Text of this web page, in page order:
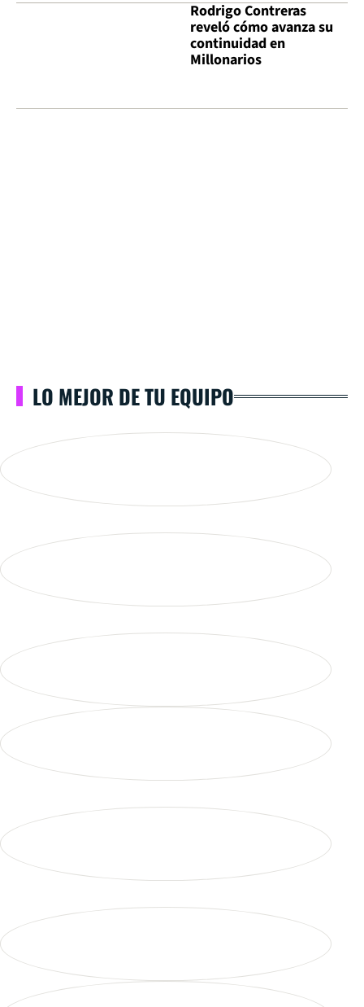
Rodrigo Contreras
reveló cómo avanza su
continuidad en
Millonarios
LO MEJOR DE TU EQUIPO